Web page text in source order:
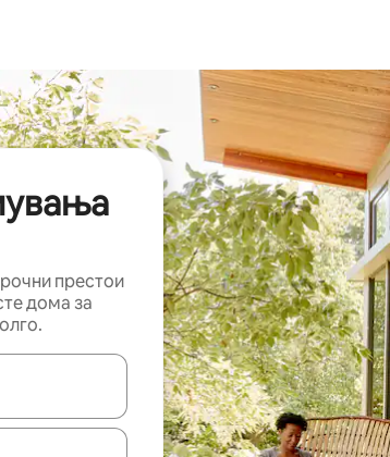
престои
дома за
се со копчињата со стрелки нагоре и надолу